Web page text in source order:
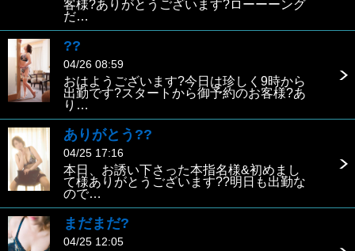
客様?ありがとうございます?ローーーング
だ…
??
04/26 08:59
おはようございます?今日は珍しく9時から
出勤です?スタートから御予約のお客様?あ
り…
ありがとう??
04/25 17:16
本日、お誘い下さった本指名様&初めまし
て様ありがとうございます??明日も出勤な
ので…
まだまだ?
04/25 12:05